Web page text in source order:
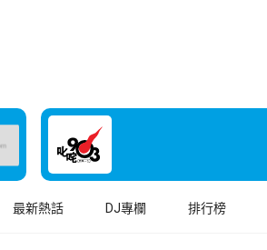
最新熱話 DJ專欄 排行榜